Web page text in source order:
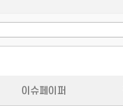
이슈페이퍼